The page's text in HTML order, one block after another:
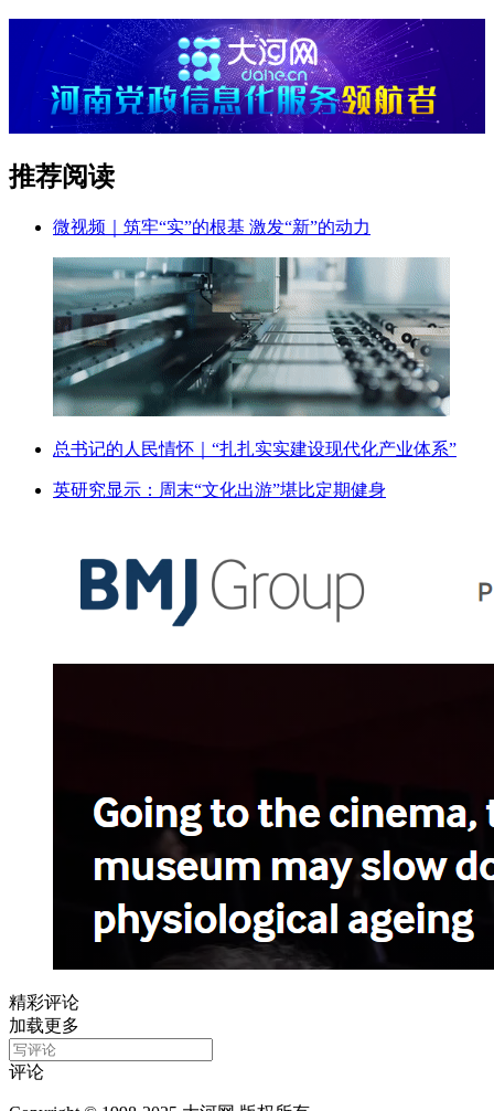
推荐阅读
微视频｜筑牢“实”的根基 激发“新”的动力
总书记的人民情怀｜“扎扎实实建设现代化产业体系”
英研究显示：周末“文化出游”堪比定期健身
精彩评论
加载更多
评论